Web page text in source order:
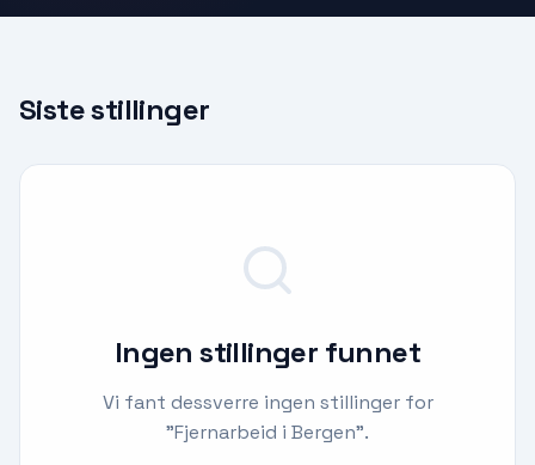
Siste stillinger
Ingen stillinger funnet
Vi fant dessverre ingen stillinger for
"Fjernarbeid i Bergen".